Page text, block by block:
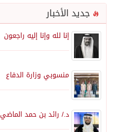
جديد الأخبار
إنا لله وإنا إليه راجعون
منسوبي وزارة الدفاع
د./ رائد بن حمد الماضي